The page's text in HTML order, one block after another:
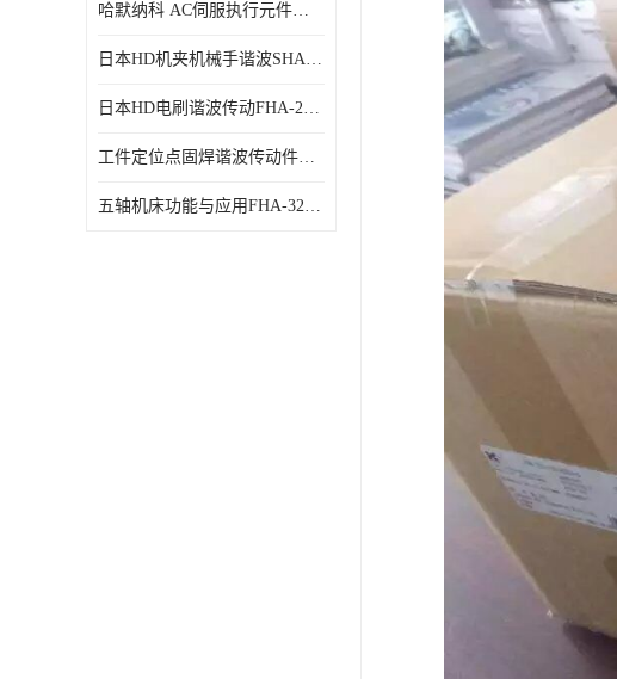
哈默纳科 AC伺服执行元件扁平型SHA系列
日本HD机夹机械手谐波SHA32A120CG-B12B
日本HD电刷谐波传动FHA-25C-50-E250-C
工件定位点固焊谐波传动件哈默纳科CSF-45-100-2UH
五轴机床功能与应用FHA-32C-50-US250